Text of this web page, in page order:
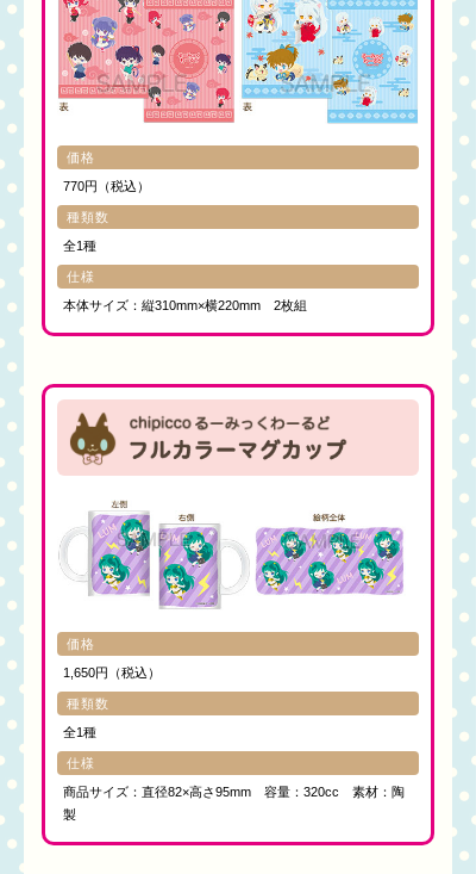
価格
770円（税込）
種類数
全1種
仕様
本体サイズ：縦310mm×横220mm 2枚組
価格
1,650円（税込）
種類数
全1種
仕様
商品サイズ：直径82×高さ95mm 容量：320cc 素材：陶
製